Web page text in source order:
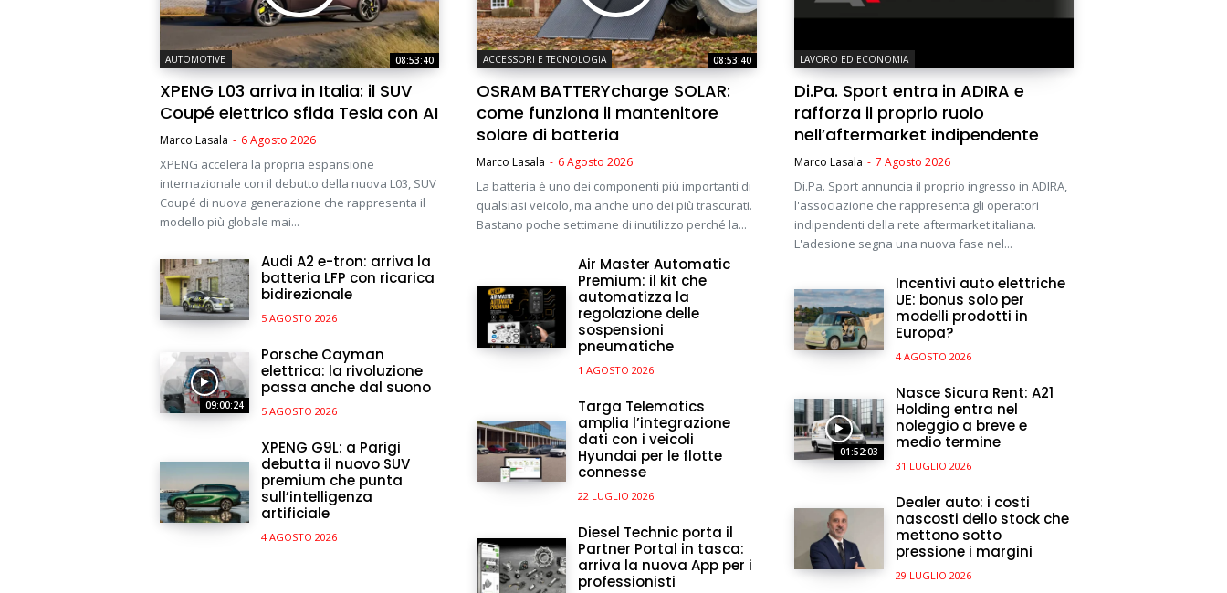
AUTOMOTIVE 08:53:40
XPENG L03 arriva in Italia: il SUV
Coupé elettrico sfida Tesla con AI
Marco Lasala - 6 Agosto 2026
XPENG accelera la propria espansione
internazionale con il debutto della nuova L03, SUV
Coupé di nuova generazione che rappresenta il
modello più globale mai...
Audi A2 e-tron: arriva la
batteria LFP con ricarica
bidirezionale
5 AGOSTO 2026
09:00:24
Porsche Cayman
elettrica: la rivoluzione
passa anche dal suono
5 AGOSTO 2026
XPENG G9L: a Parigi
debutta il nuovo SUV
premium che punta
sull’intelligenza
artificiale
4 AGOSTO 2026
ACCESSORI E TECNOLOGIA 08:53:40
OSRAM BATTERYcharge SOLAR:
come funziona il mantenitore
solare di batteria
Marco Lasala - 6 Agosto 2026
La batteria è uno dei componenti più importanti di
qualsiasi veicolo, ma anche uno dei più trascurati.
Bastano poche settimane di inutilizzo perché la...
Air Master Automatic
Premium: il kit che
automatizza la
regolazione delle
sospensioni
pneumatiche
1 AGOSTO 2026
Targa Telematics
amplia l’integrazione
dati con i veicoli
Hyundai per le flotte
connesse
22 LUGLIO 2026
Diesel Technic porta il
Partner Portal in tasca:
arriva la nuova App per i
professionisti
LAVORO ED ECONOMIA
Di.Pa. Sport entra in ADIRA e
rafforza il proprio ruolo
nell’aftermarket indipendente
Marco Lasala - 7 Agosto 2026
Di.Pa. Sport annuncia il proprio ingresso in ADIRA,
l'associazione che rappresenta gli operatori
indipendenti della rete aftermarket italiana.
L'adesione segna una nuova fase nel...
Incentivi auto elettriche
UE: bonus solo per
modelli prodotti in
Europa?
4 AGOSTO 2026
01:52:03
Nasce Sicura Rent: A21
Holding entra nel
noleggio a breve e
medio termine
31 LUGLIO 2026
Dealer auto: i costi
nascosti dello stock che
mettono sotto
pressione i margini
29 LUGLIO 2026